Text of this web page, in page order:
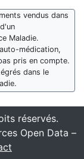
vendus dans
Maladie.
médication,
pris en compte.
dans le
réservés.
Open Data –